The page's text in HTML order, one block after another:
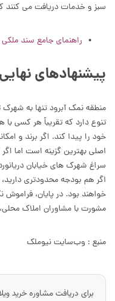
سبز و خدمات دریافت می کنند
راهنمای جامع سند ملکی
پیشنهادهای نهایی
منطقه نمک آبرود تنها به
تنوع دارد که تقریباً هر کسی
خود را پیدا کند. اگر برند و
اصلی بهترین گزینه است اما
سراغ شهرک های خیابان
اگر هم بودجه محدودتری
خواهند بود. در پایان،
مشورت با مشاوران املاک
منبع : وب‌سایت نیوملک
برای دریافت مشاوره خرید